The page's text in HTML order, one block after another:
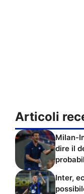
Articoli
Milan-
dire il
Inter,